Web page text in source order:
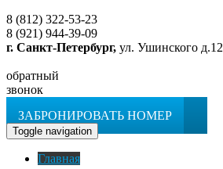
8 (812) 322-53-23
8 (921) 944-39-09
г. Санкт-Петербург, ул. Ушинского д.12
обратный
звонок
ЗАБРОНИРОВАТЬ НОМЕР
Toggle navigation
Главная